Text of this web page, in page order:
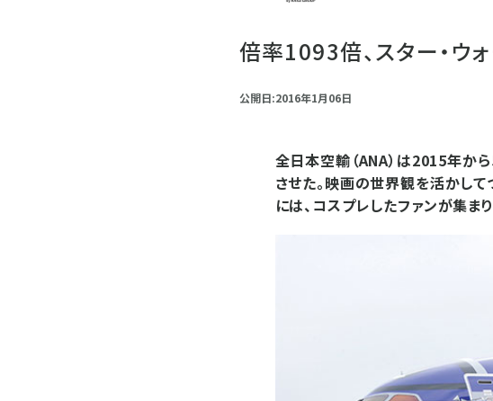
倍率1093倍、スター・ウ
公開日:2016年1月06日
全日本空輸（ANA）は2015年か
させた。映画の世界観を活かして
には、コスプレしたファンが集ま